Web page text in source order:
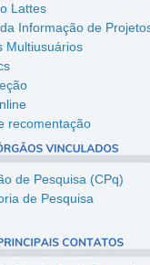
Lattes
Informação de
Multiusuários
recomentação
de Pesquisa (CPq)
de Pesquisa